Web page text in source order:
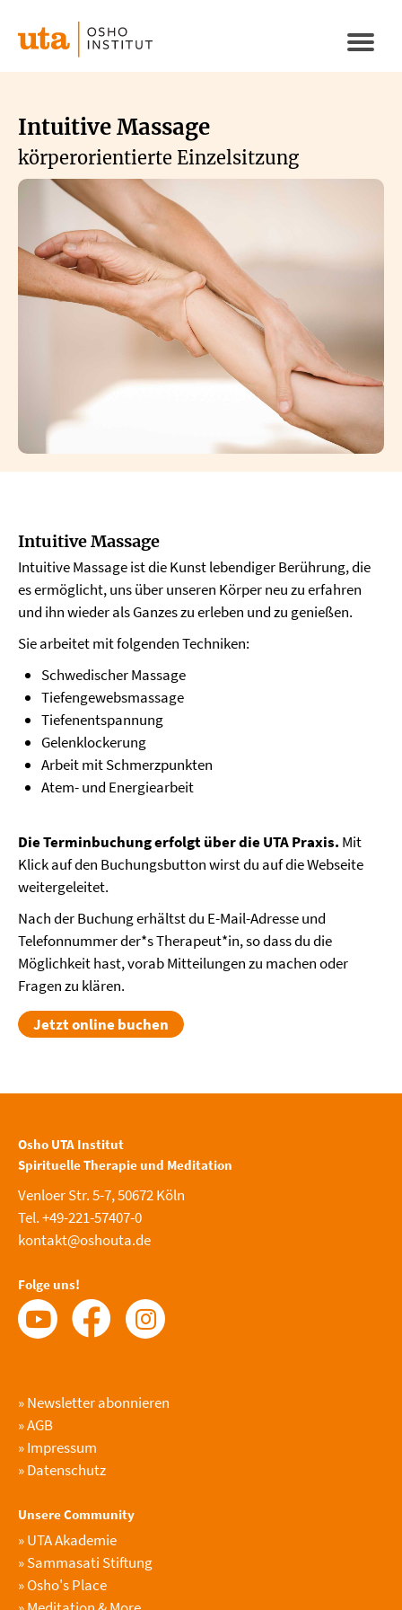
zum
Inhalt
Intuitive Massage
körperorientierte Einzelsitzung
Intuitive Massage
Intuitive Massage ist die Kunst lebendiger Berührung, die
es ermöglicht, uns über unseren Körper neu zu erfahren
und ihn wieder als Ganzes zu erleben und zu genießen.
Sie arbeitet mit folgenden Techniken:
Schwedischer Massage
Tiefengewebsmassage
Tiefenentspannung
Gelenklockerung
Arbeit mit Schmerzpunkten
Atem- und Energiearbeit
Die Terminbuchung erfolgt über die UTA Praxis. Mit
Klick auf den Buchungsbutton wirst du auf die Webseite
weitergeleitet.
Nach der Buchung erhältst du E-Mail-Adresse und
Telefonnummer der*s Therapeut*in, so dass du die
Möglichkeit hast, vorab Mitteilungen zu machen oder
Fragen zu klären.
Jetzt online buchen
Osho UTA Institut
Spirituelle Therapie und Meditation
Venloer Str. 5-7, 50672 Köln
Tel. +49-221-57407-0
kontakt@oshouta.de
Folge uns!
»Newsletter abonnieren
»AGB
»Impressum
»Datenschutz
Unsere Community
»UTA Akademie
»Sammasati Stiftung
»Osho's Place